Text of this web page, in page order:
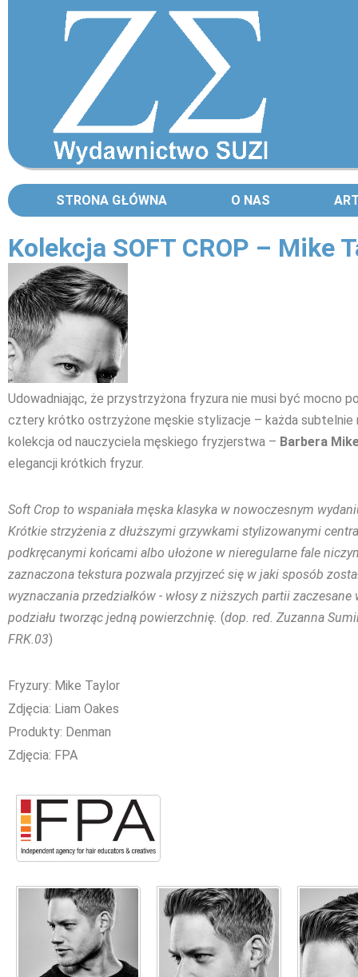
STRONA GŁÓWNA O NAS
Kolekcja SOFT CROP – Mike
Udowadniając, że przystrzyżona fryzura nie musi być mocno
cztery krótko ostrzyżone męskie stylizacje – każda subtelnie
kolekcja od nauczyciela męskiego fryzjerstwa – Barbera
elegancji krótkich fryzur.
Soft Crop to wspaniała męska klasyka w nowoczesnym
Krótkie strzyżenia z dłuższymi grzywkami stylizowanymi
podkręcanymi końcami albo ułożone w nieregularne fale
zaznaczona tekstura pozwala przyjrzeć się w jaki sposób
wyznaczania przedziałków - włosy z niższych partii
podziału tworząc jedną powierzchnię. (dop. red. Zuzanna
FRK.03)
Fryzury: Mike Taylor
Zdjęcia: Liam Oakes
Produkty: Denman
Zdjęcia: FPA